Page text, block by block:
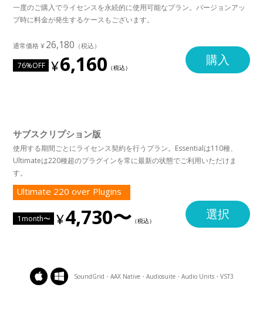
一度のご購入でライセンスを永続的に使用可能なプラン。バージョンアッ
プ時に料金が発生するケースもございます。
26,180
76%OFF 6,160 購入
サブスクリプション版
使用する期間ごとにライセンス契約を行うプラン。Essentialは110種、
Ultimateは220種超のプラグインを常に最新の状態でご利用いただけま
す。
Ultimate 220 over Plugins
1month〜 4,730〜 選択
SoundGrid・AAX Native・Audiosuite・Audio Units・VST3